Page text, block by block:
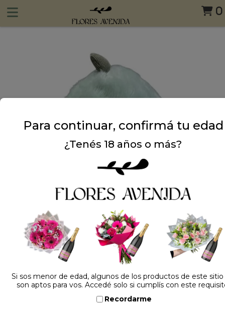
0
Dejá tu opinión
Para continuar, confirmá tu edad
¿Tenés 18 años o más?
Si sos menor de edad, algunos de los productos de este
son aptos para vos. Accedé solo si cumplís con este
Recordarme